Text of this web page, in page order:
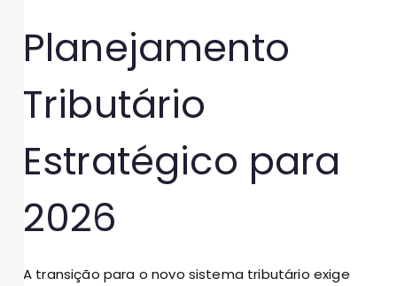
Planejamento
Tributário
Estratégico para
2026
A transição para o novo sistema tributário exige